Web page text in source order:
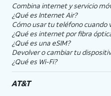
Combina internet y servicio
¿Qué es Internet Air?
Cómo usar tu teléfono cuando
¿Qué es internet por fibra
¿Qué es una eSIM?
Devolver o cambiar tu
¿Qué es Wi-Fi?
AT&T